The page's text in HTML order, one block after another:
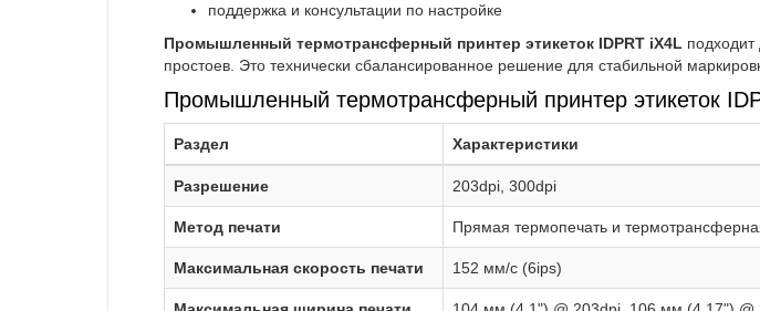
поддержка и консультации по настройке
Промышленный термотрансферный принтер этикеток IDPRT iX4L
простоев. Это технически сбалансированное решение для стабильной
Промышленный термотрансферный принтер этикеток
Раздел Характеристики
Разрешение 203dpi, 300dpi
Метод печати Прямая термопечать и
Максимальная скорость печати 152 мм/с (6ips)